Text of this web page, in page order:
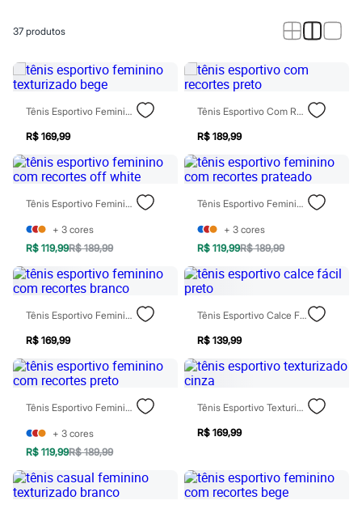
Blusas e Camisetas
Calças
Casacos e Jaquetas
Jeans
Macacões
Saias
Shorts e Bermudas
Acessórios
Bolsas
Bijoux
Cintos
Óculos
Relógios
Calçados
Botas
Chinelos
Rasteirinhas
Sandálias
Sapatilhas
Marcas
City
Mindset
Sawary
Yessica
Moda esportiva
Acessórios
Blusas
Calçados
37 produtos
Tênis Esportivo Feminino Texturizado Bege
R$ 169,99
Tênis Esportivo Com Recortes Preto
R$ 189,99
Tênis Esportivo Feminino Com Recortes Off White
+ 3 cores
R$ 119,99R$ 189,99
Tênis Esportivo Feminino Com Recortes Prateado
+ 3 cores
R$ 119,99R$ 189,99
Tênis Esportivo Feminino Com Recortes Branco
R$ 169,99
Tênis Esportivo Calce Fácil Preto
R$ 139,99
Tênis Esportivo Feminino Com Recortes Preto
+ 3 cores
R$ 119,99R$ 189,99
Tênis Esportivo Texturizado Cinza
R$ 169,99